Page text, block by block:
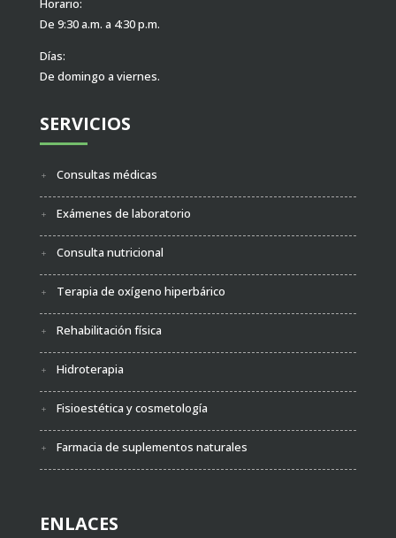
Horario:
De 9:30 a.m. a 4:30 p.m.
Días:
De domingo a viernes.
SERVICIOS
Consultas médicas
Exámenes de laboratorio
Consulta nutricional
Terapia de oxígeno hiperbárico
Rehabilitación física
Hidroterapia
Fisioestética y cosmetología
Farmacia de suplementos naturales
ENLACES